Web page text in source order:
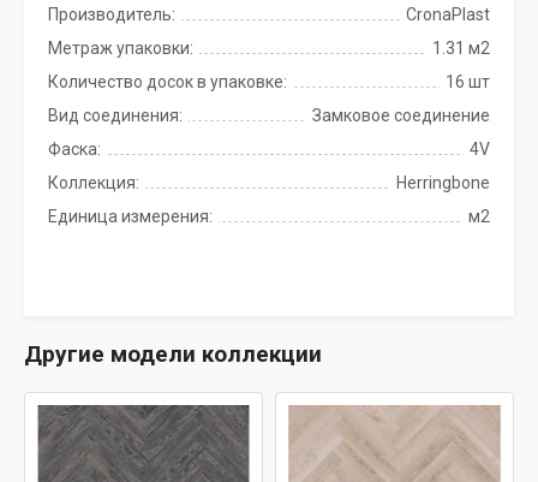
Производитель:
CronaPlast
Метраж упаковки:
1.31 м2
Количество досок в упаковке:
16 шт
Вид соединения:
Замковое соединение
Фаска:
4V
Коллекция:
Herringbone
Единица измерения:
м2
Другие модели коллекции